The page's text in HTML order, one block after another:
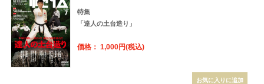
特集
「達人の土台造り」
価格： 1,000円(税込)